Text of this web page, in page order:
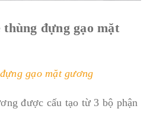
đựng gạo mặt
gạo mặt gương
được cấu tạo từ 3 bộ phận